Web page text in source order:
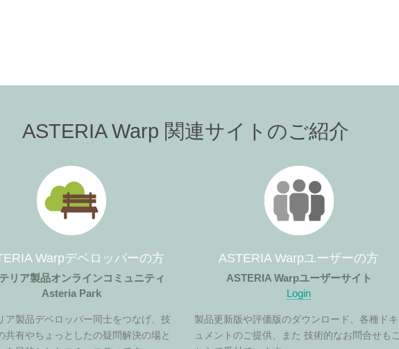
ASTERIA Warp 関連サイトのご紹介
Warpデベロッパーの方
リア製品オンラインコミュニティ
Asteria Park
ア製品デベロッパー同士をつなげ、技
共有やちょっとしたの疑問解決の場と
ASTERIA Warpユーザーの方
ASTERIA Warpユーザーサイト
Login
製品更新版や評価版のダウンロード、各種ドキ
ュメントのご提供、また 技術的なお問合せもこ